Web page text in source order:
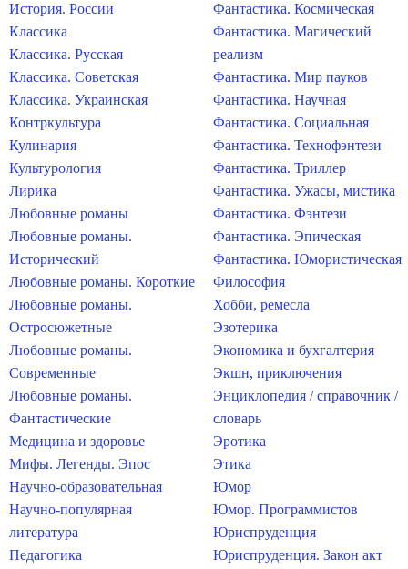
История. России
Классика
Классика. Русская
Классика. Советская
Классика. Украинская
Контркультура
Кулинария
Культурология
Лирика
Любовные романы
Любовные романы.
Исторический
Любовные романы. Короткие
Любовные романы.
Остросюжетные
Любовные романы.
Современные
Любовные романы.
Фантастические
Медицина и здоровье
Мифы. Легенды. Эпос
Научно-образовательная
Научно-популярная
литература
Педагогика
Фантастика. Космическая
Фантастика. Магический
реализм
Фантастика. Мир пауков
Фантастика. Научная
Фантастика. Социальная
Фантастика. Технофэнтези
Фантастика. Триллер
Фантастика. Ужасы, мистика
Фантастика. Фэнтези
Фантастика. Эпическая
Фантастика. Юмористическая
Философия
Хобби, ремесла
Эзотерика
Экономика и бухгалтерия
Экшн, приключения
Энциклопедия / справочник /
словарь
Эротика
Этика
Юмор
Юмор. Программистов
Юриспруденция
Юриспруденция. Закон акт